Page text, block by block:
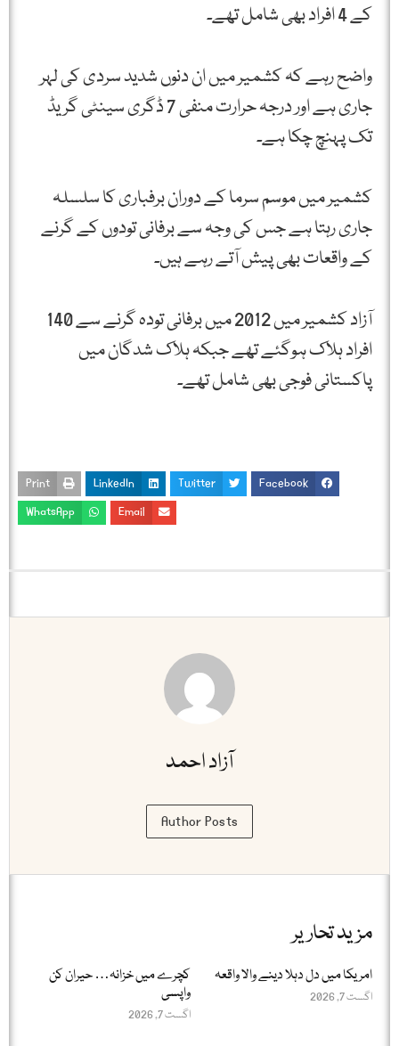
کے 4 افراد بھی شامل تھے۔
واضح رہے کہ کشمیر میں ان دنوں شدید سردی کی لہر
جاری ہے اور درجہ حرارت منفی 7 ڈگری سینٹی گریڈ
تک پہنچ چکا ہے۔
کشمیر میں موسم سرما کے دوران برفباری کا سلسلہ
جاری رہتا ہے جس کی وجہ سے برفانی تودوں کے گرنے
کے واقعات بھی پیش آتے رہے ہیں۔
آزاد کشمیر میں 2012 میں برفانی تودہ گرنے سے 140
افراد ہلاک ہوگئے تھے جبکہ ہلاک شدگان میں
پاکستانی فوجی بھی شامل تھے۔
Facebook
Twitter
LinkedIn
Print
Email
WhatsApp
آزاد احمد
Author Posts
مزید تحاریر
امریکا میں دل دہلا دینے والا واقعہ
اگست 7, 2026
کچرے میں خزانہ… حیران کن
واپسی
اگست 7, 2026